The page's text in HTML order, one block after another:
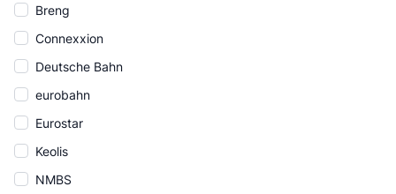
Breng
Connexxion
Deutsche Bahn
eurobahn
Eurostar
Keolis
NMBS